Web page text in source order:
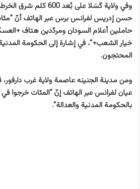
وفي ولاية كَسَلا على بُعد
حسن إدريس لفرانس برس عبر الهاتف أنّ
حاملين أعلام السودان ومردّدين هتاف
خيار الشعب+”، في إشارة إلى الحكومة
المحتجون.
ومن مدينة الجنينه عاصمة ولاية غرب
عيان لفرانس عبر الهاتف إنّ “المئات خرجوا في
بالحكومة المدنية والعدالة”.